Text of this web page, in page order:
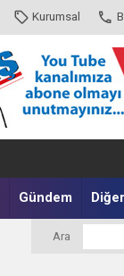
Kurumsal
Gündem Diğer
Ara